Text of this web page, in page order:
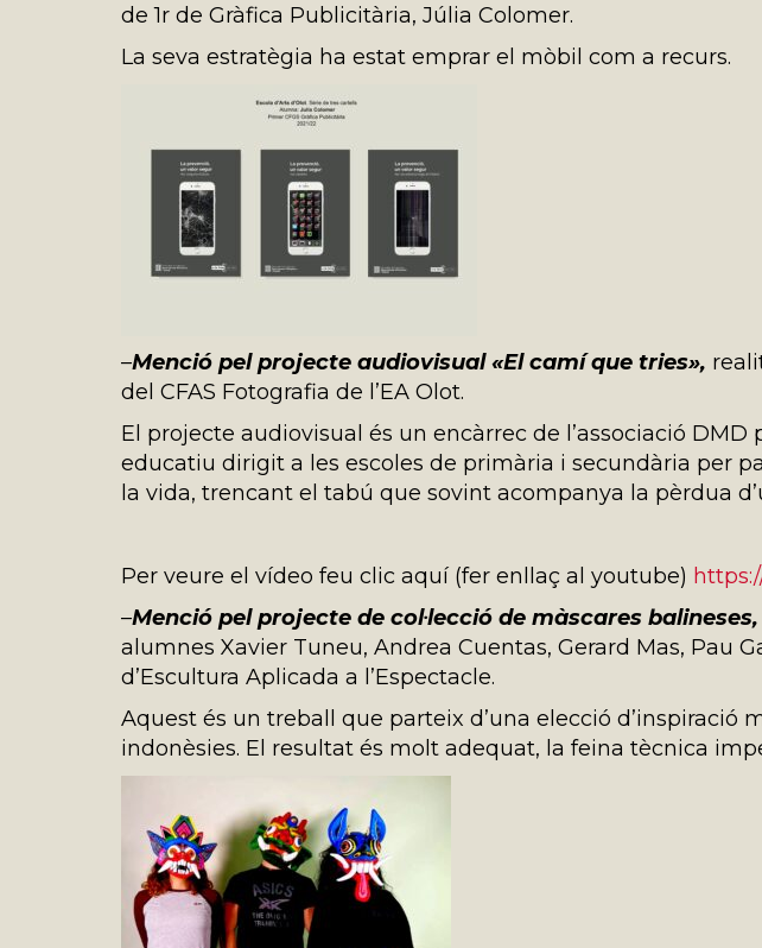
de 1r de Gràfica Publicitària, Júlia Colomer.
La seva estratègia ha estat emprar el mòbil com a recurs.
–Menció pel projecte audiovisual «El camí que tries»,
del CFAS Fotografia de l’EA Olot.
El projecte audiovisual és un encàrrec de l’associació
educatiu dirigit a les escoles de primària i secundària per
la vida, trencant el tabú que sovint acompanya la pèrdua
Per veure el vídeo feu clic aquí (fer enllaç al youtube)
–Menció pel projecte de col·lecció de màscares
alumnes Xavier Tuneu, Andrea Cuentas, Gerard Mas, Pau
d’Escultura Aplicada a l’Espectacle.
Aquest és un treball que parteix d’una elecció
indonèsies. El resultat és molt adequat, la feina tècnica